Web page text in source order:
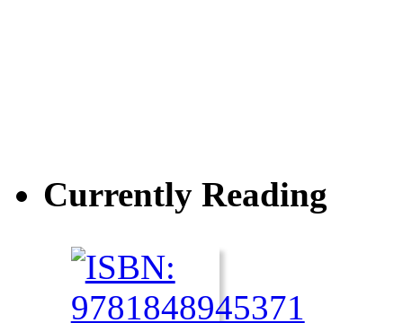
Currently Reading